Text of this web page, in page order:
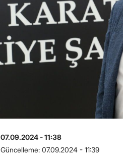
07.09.2024 - 11:38
Güncelleme: 07.09.2024 - 11:39